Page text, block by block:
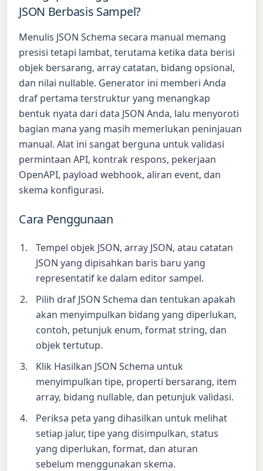
JSON Berbasis Sampel?
Menulis JSON Schema secara manual memang
presisi tetapi lambat, terutama ketika data berisi
objek bersarang, array catatan, bidang opsional,
dan nilai nullable. Generator ini memberi Anda
draf pertama terstruktur yang menangkap
bentuk nyata dari data JSON Anda, lalu menyoroti
bagian mana yang masih memerlukan peninjauan
manual. Alat ini sangat berguna untuk validasi
permintaan API, kontrak respons, pekerjaan
OpenAPI, payload webhook, aliran event, dan
skema konfigurasi.
Cara Penggunaan
Tempel objek JSON, array JSON, atau catatan
JSON yang dipisahkan baris baru yang
representatif ke dalam editor sampel.
Pilih draf JSON Schema dan tentukan apakah
akan menyimpulkan bidang yang diperlukan,
contoh, petunjuk enum, format string, dan
objek tertutup.
Klik Hasilkan JSON Schema untuk
menyimpulkan tipe, properti bersarang, item
array, bidang nullable, dan petunjuk validasi.
Periksa peta yang dihasilkan untuk melihat
setiap jalur, tipe yang disimpulkan, status
yang diperlukan, format, dan aturan
sebelum menggunakan skema.